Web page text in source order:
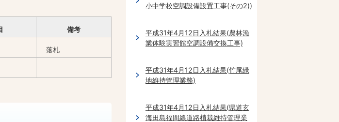
備考
落札
小中学校空調設備設置工事(その2))
平成31年4月12日入札結果(農林漁
業体験実習館空調設備交換工事)
平成31年4月12日入札結果(竹尾緑
地維持管理業務)
平成31年4月12日入札結果(県道玄
海田島福間線道路植栽維持管理業